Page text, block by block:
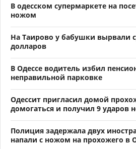
В одесском супермаркете на
ножом
На Таирово у бабушки вырвали
долларов
В Одессе водитель избил
неправильной парковке
Одессит пригласил домой
домогаться и получил 9 ударов
Полиция задержала двух
напали с ножом на прохожего в